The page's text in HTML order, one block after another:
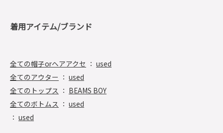
着用アイテム/ブランド
全ての帽子orヘアアクセ ： used
全てのアウター ： used
全てのトップス ： BEAMS BOY
全てのボトムス ： used
： used